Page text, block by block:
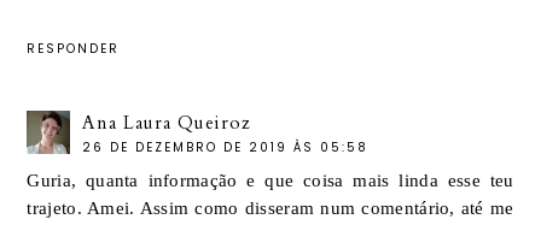
RESPONDER
Ana Laura Queiroz
26 DE DEZEMBRO DE 2019 ÀS 05:58
Guria, quanta informação e que coisa mais linda esse teu
trajeto. Amei. Assim como disseram num comentário, até me